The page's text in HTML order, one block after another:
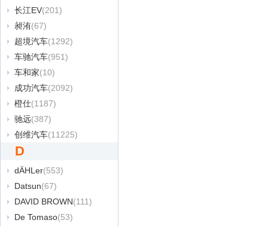
长江EV(201)
昶洧(67)
超境汽车(1292)
车驰汽车(951)
车和家(10)
成功汽车(2092)
橙仕(1187)
驰远(387)
创维汽车(11225)
D
dÄHLer(553)
Datsun(67)
DAVID BROWN(111)
De Tomaso(53)